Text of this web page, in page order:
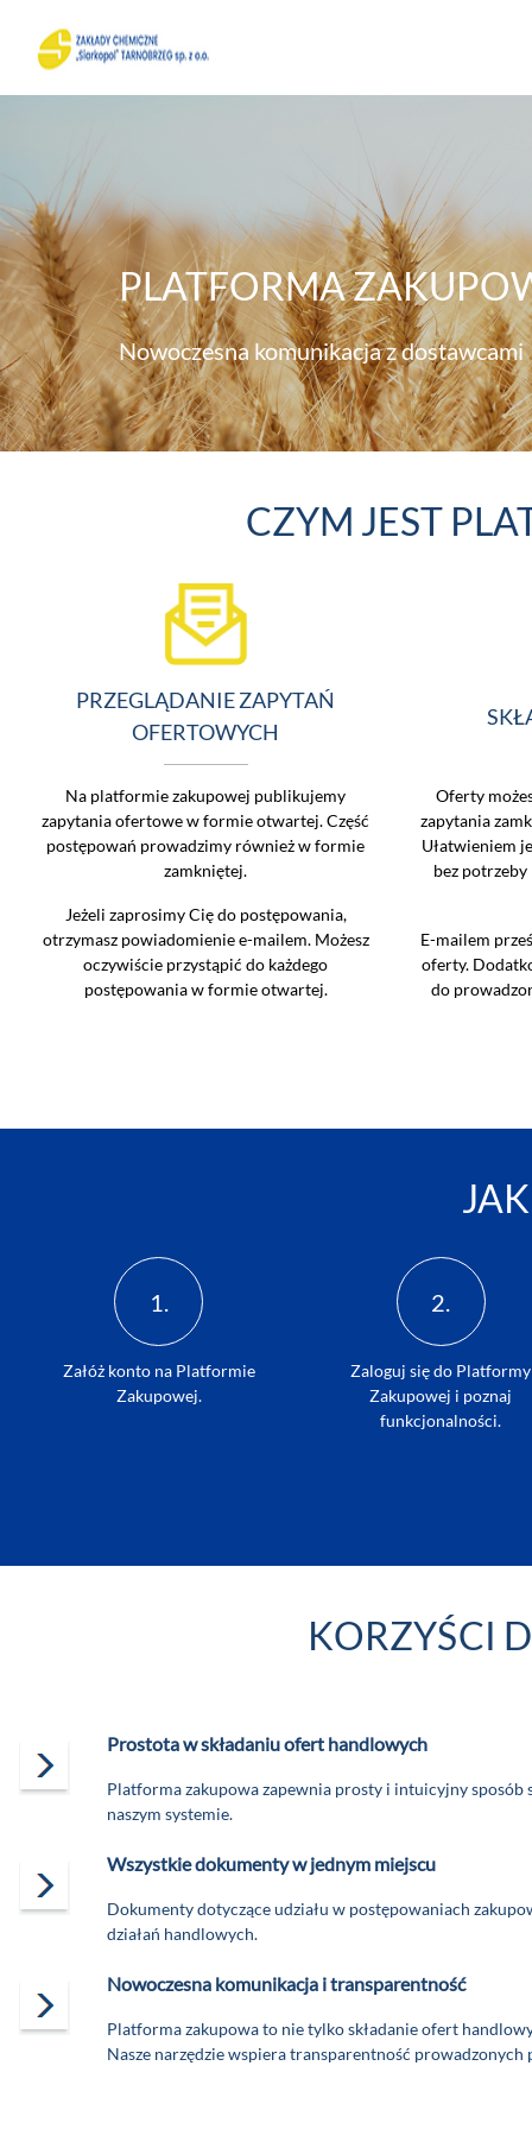
PLATFORMA
Nowoczesna komunikacja z dostawcami
CZYM JEST
PRZEGLĄDANIE ZAPYTAŃ
OFERTOWYCH
Na platformie zakupowej publikujemy
zapytania ofertowe w formie otwartej. Część
postępowań prowadzimy również w formie
zamkniętej.
Jeżeli zaprosimy Cię do postępowania,
otrzymasz powiadomienie e-mailem. Możesz
oczywiście przystąpić do każdego
postępowania w formie otwartej.
Oferty
zapytania
Ułatwieniem
bez
E-mailem
oferty.
do
1.
Załóż konto na Platformie
Zakupowej.
2.
Zaloguj się do Platformy
Zakupowej i poznaj
funkcjonalności.
KORZYŚCI
Prostota w składaniu ofert handlowych
Platforma zakupowa zapewnia prosty i intuicyjny sposób
naszym systemie.
Wszystkie dokumenty w jednym miejscu
Dokumenty dotyczące udziału w postępowaniach
działań handlowych.
Nowoczesna komunikacja i transparentność
Platforma zakupowa to nie tylko składanie ofert
Nasze narzędzie wspiera transparentność prowadzonych